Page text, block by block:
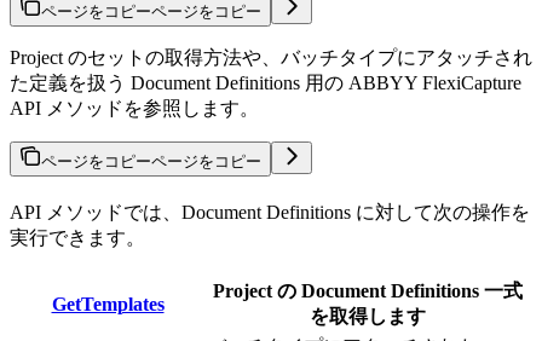
ページをコピーページをコピー
Project のセットの取得方法や、バッチタイプにアタッチされ
た定義を扱う Document Definitions 用の ABBYY FlexiCapture
API メソッドを参照します。
ページをコピーページをコピー
API メソッドでは、Document Definitions に対して次の操作を
実行できます。
GetTemplates
Project の Document Definitions 一式
を取得します